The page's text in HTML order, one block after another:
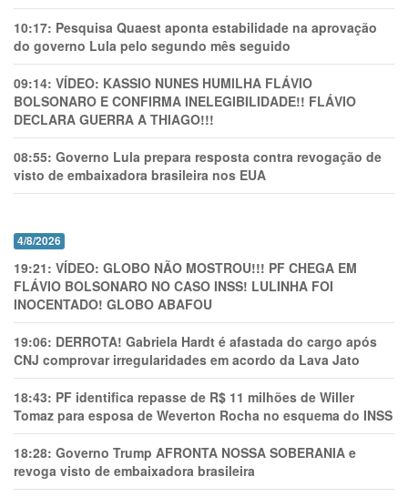
10:17: Pesquisa Quaest aponta estabilidade na aprovação
do governo Lula pelo segundo mês seguido
09:14: VÍDEO: KASSIO NUNES HUMlLHA FLÁVIO
BOLSONARO E CONFIRMA INELEGIBILIDADE!! FLÁVIO
DECLARA GUERRA A THIAGO!!!
08:55: Governo Lula prepara resposta contra revogação de
visto de embaixadora brasileira nos EUA
4/8/2026
19:21: VÍDEO: GLOBO NÃO MOSTROU!!! PF CHEGA EM
FLÁVIO BOLSONARO NO CASO INSS! LULINHA FOI
INOCENTADO! GLOBO ABAFOU
19:06: DERROTA! Gabriela Hardt é afastada do cargo após
CNJ comprovar irregularidades em acordo da Lava Jato
18:43: PF identifica repasse de R$ 11 milhões de Willer
Tomaz para esposa de Weverton Rocha no esquema do INSS
18:28: Governo Trump AFRONTA NOSSA SOBERANIA e
revoga visto de embaixadora brasileira